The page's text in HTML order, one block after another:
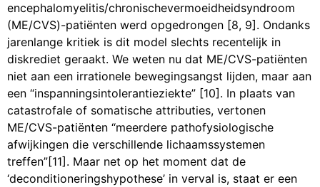
encephalomyelitis/chronischevermoeidheidsyndroom
(ME/CVS)-patiënten werd opgedrongen [8, 9]. Ondanks
jarenlange kritiek is dit model slechts recentelijk in
diskrediet geraakt. We weten nu dat ME/CVS-patiënten
niet aan een irrationele bewegingsangst lijden, maar aan
een “inspanningsintolerantieziekte” [10]. In plaats van
catastrofale of somatische attributies, vertonen
ME/CVS-patiënten “meerdere pathofysiologische
afwijkingen die verschillende lichaamssystemen
treffen”[11]. Maar net op het moment dat de
‘deconditioneringshypothese’ in verval is, staat er een